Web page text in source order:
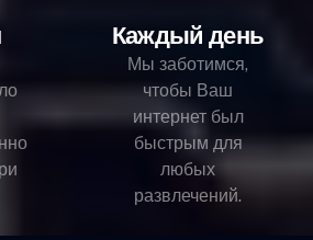
Каждый день
Мы заботимся,
чтобы Ваш
интернет был
быстрым для
любых
развлечений.